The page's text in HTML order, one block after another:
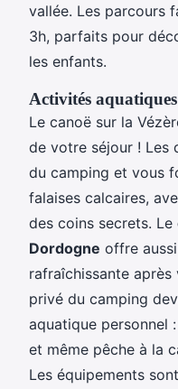
vallée. Les parcours
3h, parfaits pour
les enfants.
Activités
Le canoë sur la
de votre séjour ! Les
du camping et vous
falaises calcaires,
des coins secrets. Le
Dordogne offre
rafraîchissante
privé du camping
aquatique personnel
et même pêche à la
Les équipements